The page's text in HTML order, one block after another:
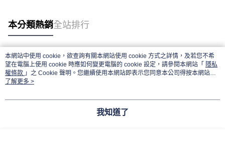
本分類熱銷全站排行
熱門標籤
本網站中使用 cookie，欲查詢有關本網站使用 cookie 方式之詳情，及若您不希
望在電腦上使用 cookie 時應如何變更電腦的 cookie 設定，請參閱本網站「 隱私
權條款 」之 Cookie 聲明。您繼續使用本網站即表示您同意本公司得按本網站使
用條款之 Cookie 聲明使用 cookie。
了解更多 >
我知道了